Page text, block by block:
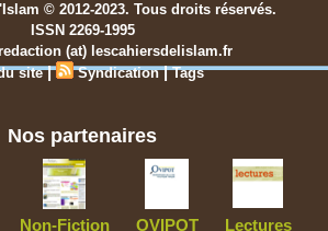
© 2012-2023. Tous droits réservés.
ISSN 2269-1995
(at) lescahiersdelislam.fr
site | Syndication |Tags
Nos partenaires
Non-Fiction OVIPOT Lectures